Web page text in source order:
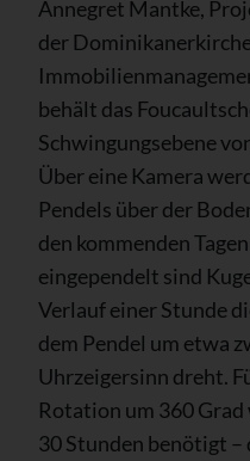
Annegret Mantke,
der
behält das
Schwingungsebene
Über eine Kamera
Pendels über der
den kommenden
eingependelt sind
Verlauf einer Stunde
dem Pendel um etwa
Uhrzeigersinn dreht.
Rotation um 360
30 Stunden benötigt –